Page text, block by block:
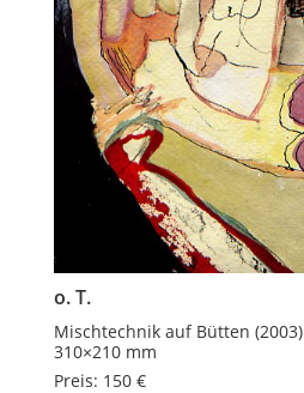
o. T.
Mischtechnik auf Bütten (2003)
310×210 mm
Preis: 150 €